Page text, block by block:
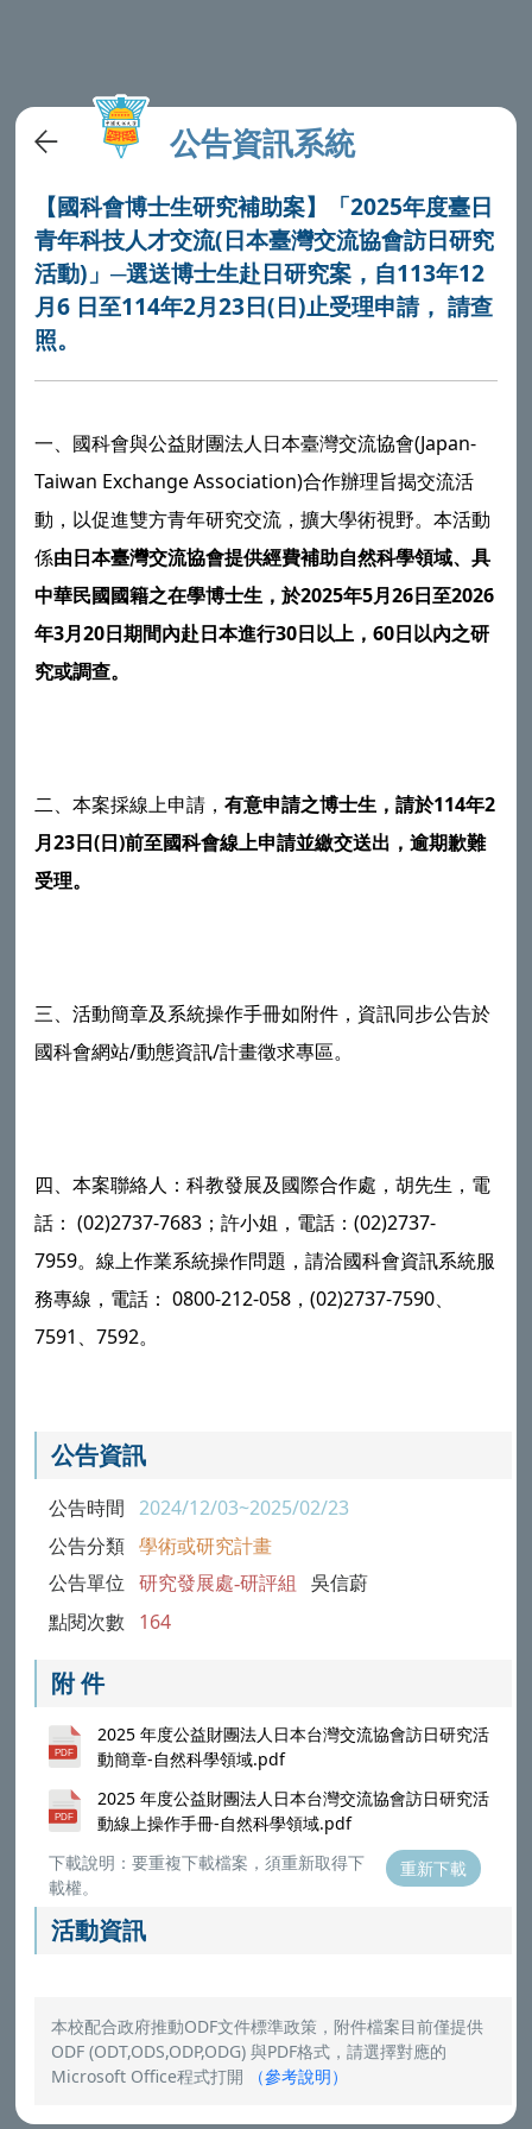
公告資訊系統
【國科會博士生研究補助案】「2025年度臺日
青年科技人才交流(日本臺灣交流協會訪日研究
活動)」─選送博士生赴日研究案，自113年12
月6 日至114年2月23日(日)止受理申請， 請查
照。
一、國科會與公益財團法人日本臺灣交流協會(Japan-
Taiwan Exchange Association)合作辦理旨揭交流活
動，以促進雙方青年研究交流，擴大學術視野。本活動
係由日本臺灣交流協會提供經費補助自然科學領域、具
中華民國國籍之在學博士生，於2025年5月26日至2026
年3月20日期間內赴日本進行30日以上，60日以內之研
究或調查。
二、本案採線上申請，有意申請之博士生，請於114年2
月23日(日)前至國科會線上申請並繳交送出，逾期歉難
受理。
三、活動簡章及系統操作手冊如附件，資訊同步公告於
國科會網站/動態資訊/計畫徵求專區。
四、本案聯絡人：科教發展及國際合作處，胡先生，電
話： (02)2737-7683；許小姐，電話：(02)2737-
7959。線上作業系統操作問題，請洽國科會資訊系統服
務專線，電話： 0800-212-058，(02)2737-7590、
7591、7592。
公告資訊
公告時間 2024/12/03~2025/02/23
公告分類 學術或研究計畫
公告單位 研究發展處-研評組 吳信蔚
點閱次數 164
附 件
2025 年度公益財團法人日本台灣交流協會訪日研究活
動簡章-自然科學領域.pdf
2025 年度公益財團法人日本台灣交流協會訪日研究活
動線上操作手冊-自然科學領域.pdf
下載說明：要重複下載檔案，須重新取得下
載權。
重新下載
活動資訊
本校配合政府推動ODF文件標準政策，附件檔案目前僅提供
ODF (ODT,ODS,ODP,ODG) 與PDF格式，請選擇對應的
Microsoft Office程式打開
（參考說明）